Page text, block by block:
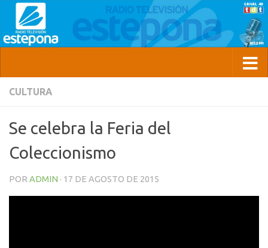
CULTURA
Se celebra la Feria del
Coleccionismo
POR ADMIN · 17 DE AGOSTO DE 2015